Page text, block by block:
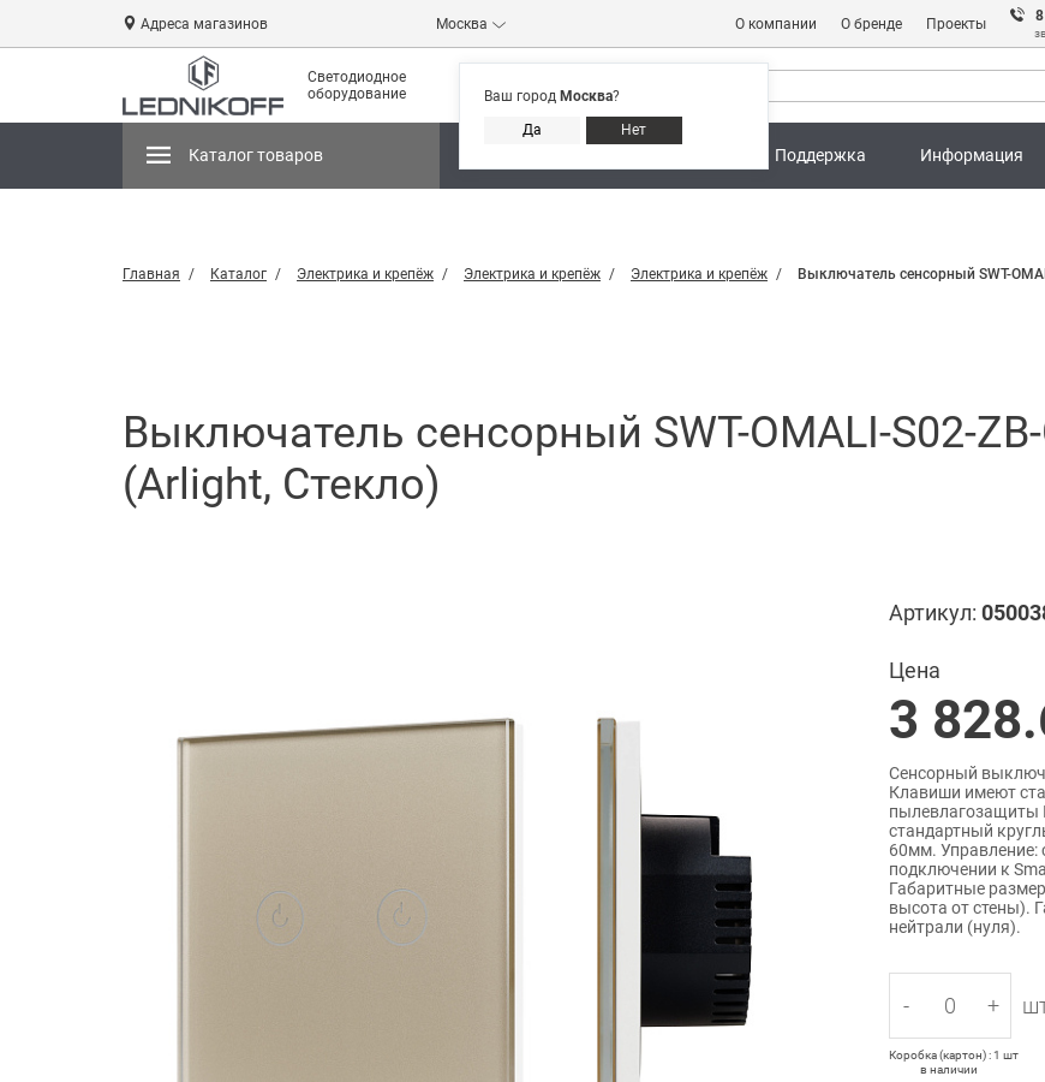
Адреса магазинов Москва
Ваш город Москва?
Да
Нет
О компании О бренде Проекты
Светодиодное
оборудование
Каталог товаров Поддержка Информация
Адреса магазинов 8 (800) 301 91 28
Главная Каталог Электрика и крепёж Электрика и крепёж Электрика и крепёж Выключатель сенсорный SWT-
Выключатель сенсорный SWT-OMALI-S02-
(Arlight, Стекло)
Артикул:
Цена
3
Сенсорный
Клавиши имеют
пылевлагозащиты
стандартный
60мм. Управление:
подключении к
Габаритные
высота от стены).
нейтрали (нуля).
- +
Коробка (картон) : 1 шт
в наличии